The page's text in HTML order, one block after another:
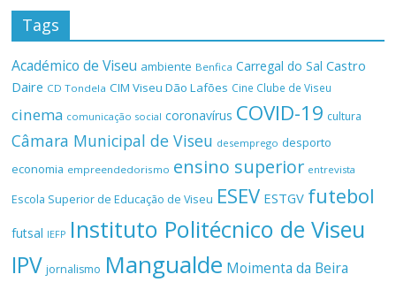
Tags
Académico de Viseu ambiente Benfica Carregal do Sal Castro
Daire CD Tondela CIM Viseu Dão Lafões Cine Clube de Viseu
cinema comunicação social coronavírus COVID-19 cultura
Câmara Municipal de Viseu desemprego desporto
economia empreendedorismo ensino superior entrevista
Escola Superior de Educação de Viseu ESEV ESTGV futebol
futsal IEFP Instituto Politécnico de Viseu
IPV jornalismo Mangualde Moimenta da Beira